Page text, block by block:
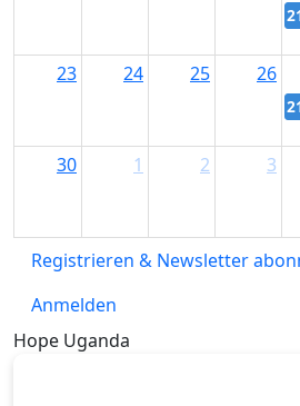
23 24 25 26
30 1 2 3
Registrieren & Newsletter
Anmelden
Hope Uganda